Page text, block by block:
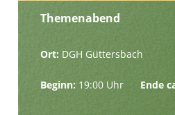
Themenabend
Ort: DGH Güttersbach
Beginn: 19:00 UhrEnde